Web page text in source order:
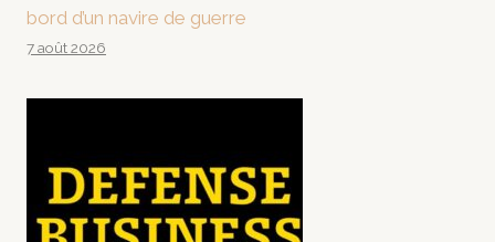
bord d’un navire de guerre
7 août 2026